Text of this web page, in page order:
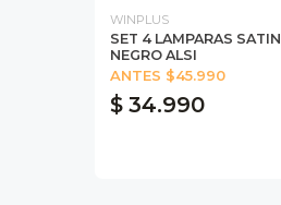
WINPLUS
SET 4 LAMPARAS SATIN
NEGRO ALSI
ANTES $45.990
$ 34.990